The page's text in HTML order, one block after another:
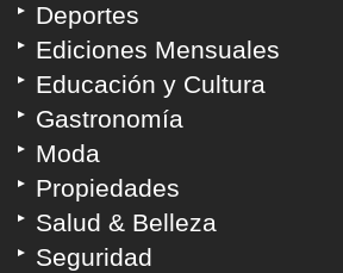
Deportes
Ediciones Mensuales
Educación y Cultura
Gastronomía
Moda
Propiedades
Salud & Belleza
Seguridad